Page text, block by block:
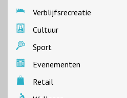
Verblijfsrecreatie
Cultuur
Sport
Evenementen
Retail